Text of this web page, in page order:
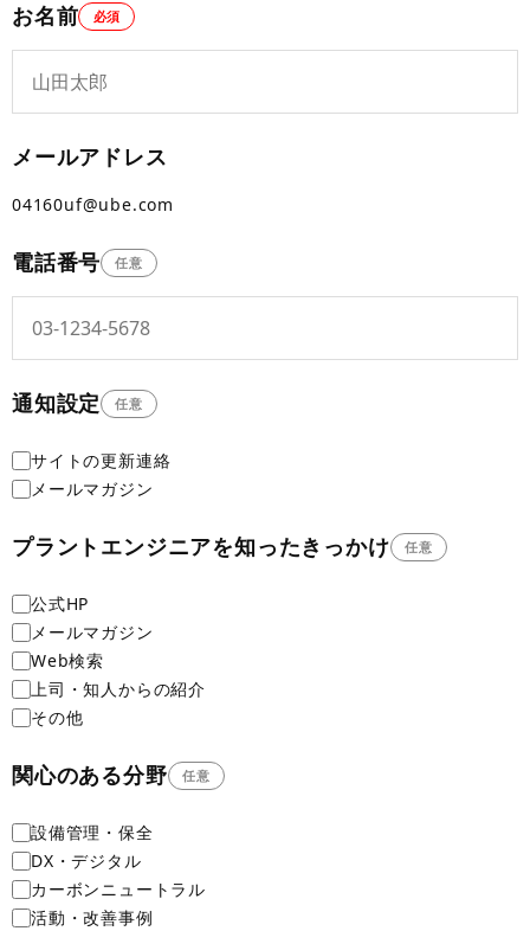
お名前 必須
メールアドレス
04160uf@ube.com
電話番号 任意
通知設定 任意
サイトの更新連絡
メールマガジン
プラントエンジニアを知ったきっかけ 任意
公式HP
メールマガジン
Web検索
上司・知人からの紹介
その他
関心のある分野 任意
設備管理・保全
DX・デジタル
カーボンニュートラル
活動・改善事例